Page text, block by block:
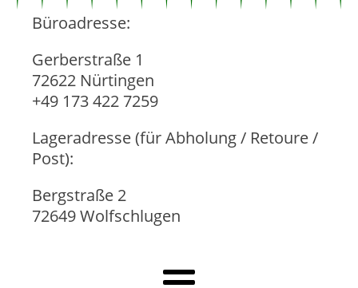
Büroadresse:
Gerberstraße 1
72622 Nürtingen
+49 173 422 7259
Lageradresse (für Abholung / Retoure /
Post):
Bergstraße 2
72649 Wolfschlugen